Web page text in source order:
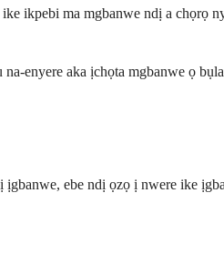
ikpebi ma mgbanwe ndị a chọrọ
enyere aka ịchọta mgbanwe ọ
ebe ndị ọzọ ị nwere ike